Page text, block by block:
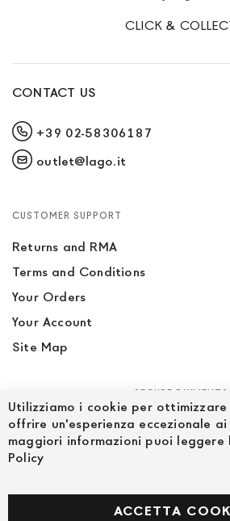
CLICK &
CONTACT US
+39 02-58306187
outlet@lago.it
CUSTOMER SUPPORT
Returns and RMA
Terms and Conditions
Your Orders
Your Account
Site Map
SECURE PAYMENTS
Facebook
Utilizziamo i cookie per
offrire un'esperienza eccezionale
maggiori informazioni puoi
Policy
ACCETTA